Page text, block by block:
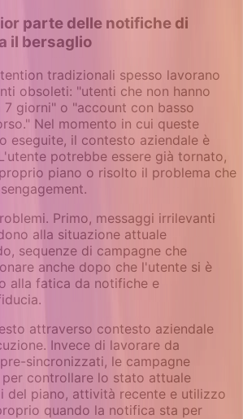
parte delle notifiche di
il bersaglio
tradizionali spesso lavorano
obsoleti: "utenti che non hanno
giorni" o "account con basso
Nel momento in cui queste
eseguite, il contesto aziendale è
potrebbe essere già tornato,
piano o risolto il problema che
Primo, messaggi irrilevanti
alla situazione attuale
sequenze di campagne che
anche dopo che l'utente si è
alla fatica da notifiche e
attraverso contesto aziendale
Invece di lavorare da
sincronizzati, le campagne
controllare lo stato attuale
del piano, attività recente e utilizzo
quando la notifica sta per